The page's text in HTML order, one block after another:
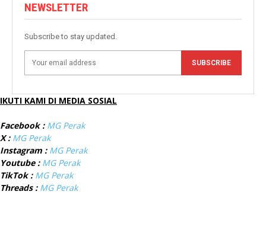
NEWSLETTER
Subscribe to stay updated.
SUBSCRIBE
IKUTI KAMI DI MEDIA SOSIAL
Facebook : MG Perak
X : MG Perak
Instagram : MG Perak
Youtube : MG Perak
TikTok : MG Perak
Threads : MG Perak